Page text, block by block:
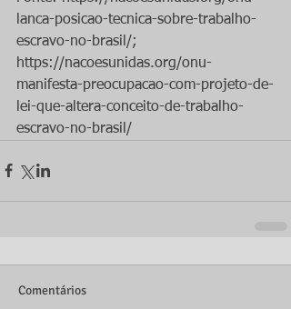
lanca-posicao-tecnica-sobre-trabalho-
escravo-no-brasil/;
https://nacoesunidas.org/onu-
manifesta-preocupacao-com-projeto-de-
lei-que-altera-conceito-de-trabalho-
escravo-no-brasil/
Comentários